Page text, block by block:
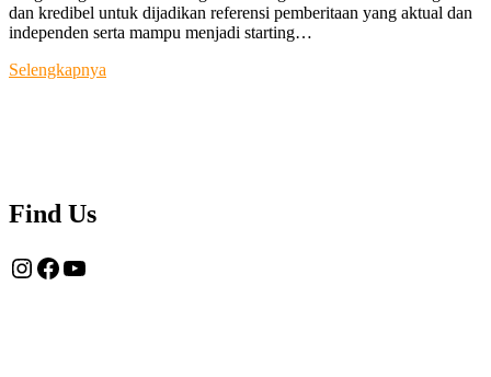
dan kredibel untuk dijadikan referensi pemberitaan yang aktual dan
independen serta mampu menjadi starting…
Selengkapnya
Find Us
Instagram
Facebook
YouTube